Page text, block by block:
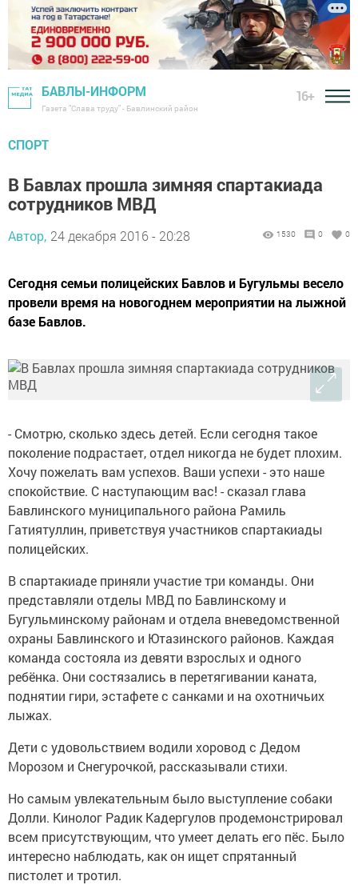
БАВЛЫ-ИНФОРМ
Газета "Слава труду" - Бавлинский район
16+
СПОРТ
В Бавлах прошла зимняя спартакиада
сотрудников МВД
Автор, 24 декабря 2016 - 20:28 1530 0 0
Сегодня семьи полицейских Бавлов и Бугульмы весело
провели время на новогоднем мероприятии на лыжной
базе Бавлов.
- Смотрю, сколько здесь детей. Если сегодня такое
поколение подрастает, отдел никогда не будет плохим.
Хочу пожелать вам успехов. Ваши успехи - это наше
спокойствие. С наступающим вас! - сказал глава
Бавлинского муниципального района Рамиль
Гатиятуллин, приветствуя участников спартакиады
полицейских.
В спартакиаде приняли участие три команды. Они
представляли отделы МВД по Бавлинскому и
Бугульминскому районам и отдела вневедомственной
охраны Бавлинского и Ютазинского районов. Каждая
команда состояла из девяти взрослых и одного
ребёнка. Они состязались в перетягивании каната,
поднятии гири, эстафете с санками и на охотничьих
лыжах.
Дети с удовольствием водили хоровод с Дедом
Морозом и Снегурочкой, рассказывали стихи.
Но самым увлекательным было выступление собаки
Долли. Кинолог Радик Кадергулов продемонстрировал
всем присутствующим, что умеет делать его пёс. Было
интересно наблюдать, как он ищет спрятанный
пистолет и тротил.